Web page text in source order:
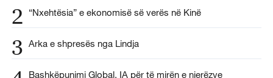
2 “Nxehtësia” e ekonomisë së verës në Kinë
3 Arka e shpresës nga Lindja
Bashkëpunimi Global, IA për të mirën e njerëzve